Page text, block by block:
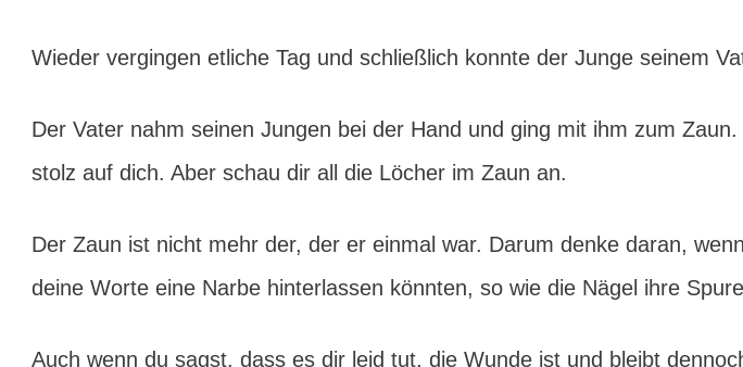
Wieder vergingen etliche Tag und schließlich konnte der Junge seinem
Der Vater nahm seinen Jungen bei der Hand und ging mit ihm zum
stolz auf dich. Aber schau dir all die Löcher im Zaun an.
Der Zaun ist nicht mehr der, der er einmal war. Darum denke daran,
deine Worte eine Narbe hinterlassen könnten, so wie die Nägel ihre
Auch wenn du sagst, dass es dir leid tut, die Wunde ist und bleibt